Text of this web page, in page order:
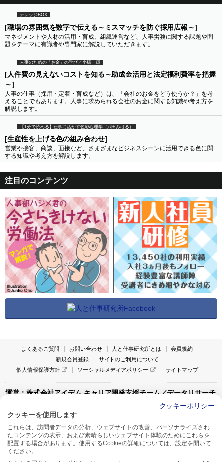
ナレッジBOX
[職場の雰囲気を数字で伝える～ミスマッチを防ぐ採用広報～]
マネジメントや人材の活用・育成、組織運営など、人事労務に関する課題や問
題をテーマに有識者や専門家に解説していただきます。
人事のための「お金」の学び／小橋一輝
[人件費の見えないコストを知る～助成金活用と法定福利費率を把握
～]
人事の仕事（採用・定着・育成など）は、「会社のお金をどう使うか？」を考
えることでもあります。人事に求められる会社のお金に関する知識や考え方を
解説します。
【1分で読める】仕事に活かす色彩心理学（武田みはる）
[生産性を上げる色の組み合わせ]
営業や接客、商談、面接など、さまざまなビジネスシーンに活用できる色に関
する知識や考え方を解説します。
注目のコンテンツ
よくあるご質問 お問い合わせ 人と仕事研究所とは
会員規約
新規会員登録
サイトのご利用について
個人情報保護方針
ソーシャルメディアポリシー サイトマップ
運営：株式会社アイデム キャリア開発支援チーム／データリサーチ
〒160-0022 東京都新宿区新宿1-4-10
アイデム本社ビル TEL:03-5269-6020
〒550-0005 大阪府大阪市西区西本町1-13-43
アイデム西本町ビル7F TEL:06-7662-2800
クッキーポリシー
クッキーを使用します
これらは、訪問者データの分析、ウェブサイトの改善、パーソナライズされ
たコンテンツの表示、および素晴らしいウェブサイト体験のためにこれらを
配置する場合があります。使用するCookieの詳細については、設定を開いて
ください。